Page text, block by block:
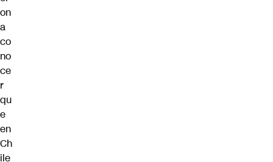
on
a
co
no
ce
r
qu
e
en
Ch
ile